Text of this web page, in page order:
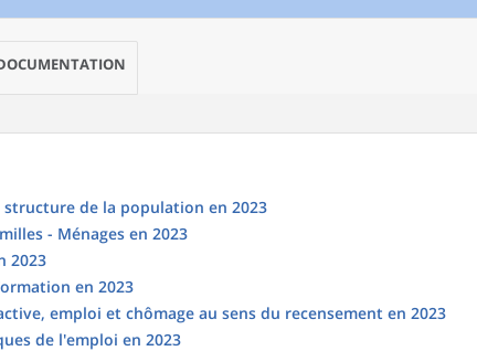
de la population en 2023
- Ménages en 2023
2023
en 2023
emploi et chômage au sens du recensement en 2023
de l'emploi en 2023